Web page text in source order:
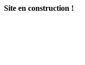
Site en construction !